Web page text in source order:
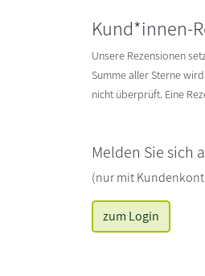
Kund*innen-
Unsere Rezensionen
Summe aller Sterne
nicht überprüft. Eine
Melden Sie sich
(nur mit
zum Login